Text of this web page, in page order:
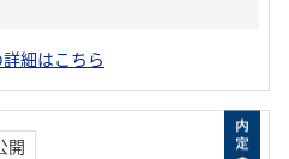
細はこちら
開